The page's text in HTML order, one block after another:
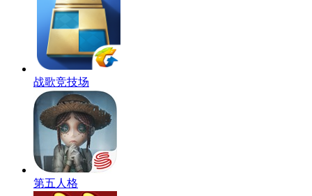
战歌竞技场
第五人格